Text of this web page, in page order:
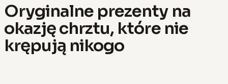
Oryginalne prezenty na
okazję chrztu, które nie
krępują nikogo